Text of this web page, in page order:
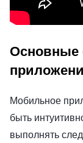
Основные
Мобильное
быть
выполнять